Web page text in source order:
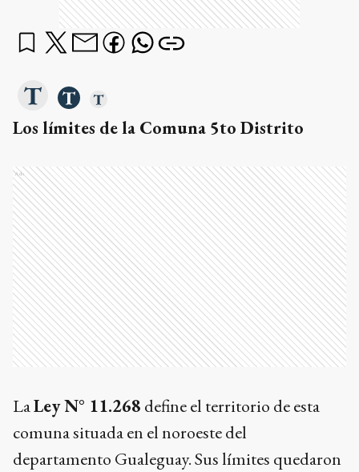
Los límites de la Comuna 5to Distrito
Ads
LaLey N° 11.268 define el territorio de esta
comuna situada en el noroeste del
departamento Gualeguay. Sus límites quedaron